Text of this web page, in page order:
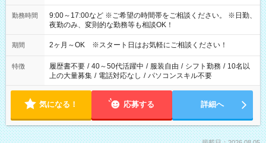
勤務時間
9:00～17:00など ※ご希望の時間帯をご相談ください。 ※日勤、
夜勤のみ、変則的な勤務等も相談OK！
期間 2ヶ月～OK ※スタート日はお気軽にご相談ください！
特徴 履歴書不要 / 40～50代活躍中 / 服装自由 / シフト勤務 / 10名以
上の大量募集 / 電話対応なし / パソコンスキル不要
気になる！ 応募する 詳細へ